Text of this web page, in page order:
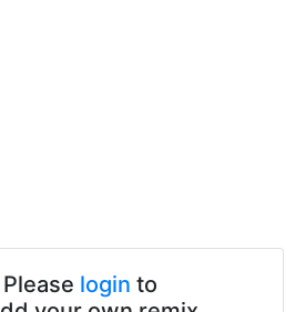
login to